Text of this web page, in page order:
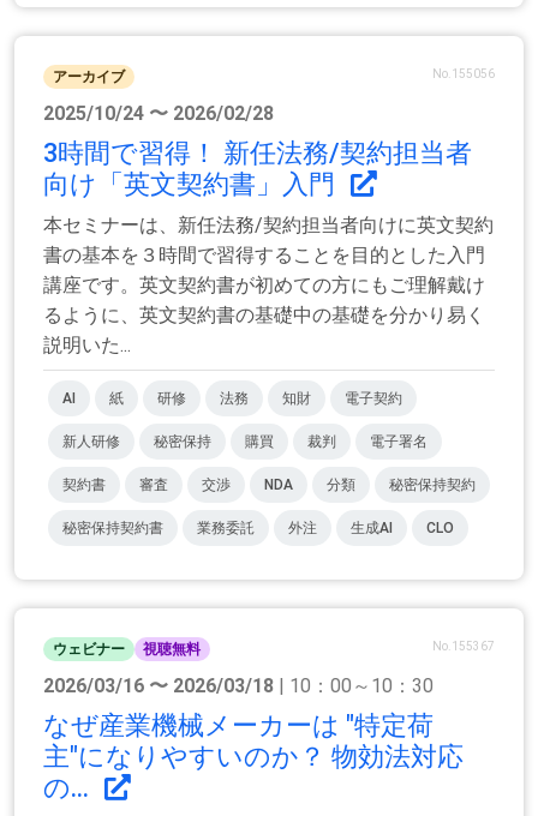
アーカイブ No.155056
2025/10/24 〜 2026/02/28
3時間で習得！ 新任法務/契約担当者
向け「英文契約書」入門
本セミナーは、新任法務/契約担当者向けに英文契約
書の基本を３時間で習得することを目的とした入門
講座です。英文契約書が初めての方にもご理解戴け
るように、英文契約書の基礎中の基礎を分かり易く
説明いた...
AI 紙 研修 法務 知財 電子契約
新人研修 秘密保持 購買 裁判 電子署名
契約書 審査 交渉 NDA 分類 秘密保持契約
秘密保持契約書 業務委託 外注 生成AI CLO
ウェビナー 視聴無料 No.155367
2026/03/16 〜 2026/03/18 | 10：00～10：30
なぜ産業機械メーカーは "特定荷
主"になりやすいのか？ 物効法対応
の...